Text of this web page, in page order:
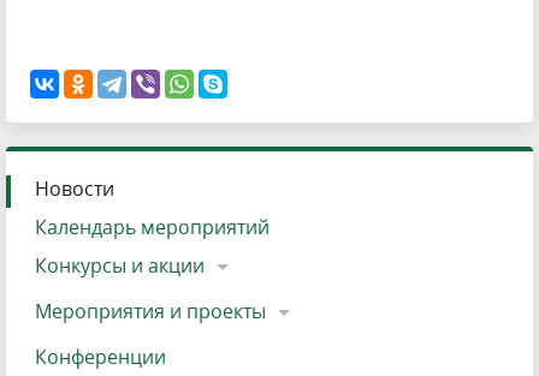
Новости
Календарь мероприятий
Конкурсы и акции
Мероприятия и проекты
Конференции